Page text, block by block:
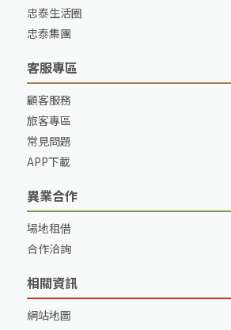
忠泰生活圈
忠泰集團
客服專區
顧客服務
旅客專區
常見問題
APP下載
異業合作
場地租借
合作洽詢
相關資訊
網站地圖